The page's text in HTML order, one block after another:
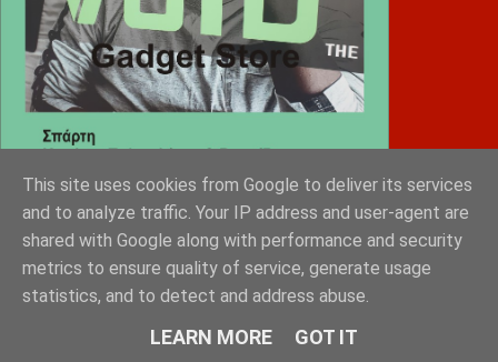
Diafimistes.gr
This site uses cookies from Google to deliver its services
and to analyze traffic. Your IP address and user-agent are
shared with Google along with performance and security
metrics to ensure quality of service, generate usage
statistics, and to detect and address abuse.
LEARN MORE GOT IT